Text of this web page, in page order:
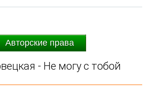
Авторские права
- Не могу с тобой